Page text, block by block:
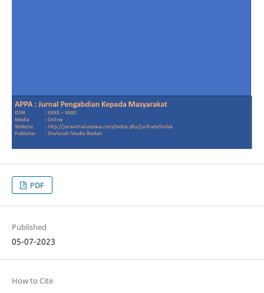
PDF
Published
05-07-2023
How to Cite